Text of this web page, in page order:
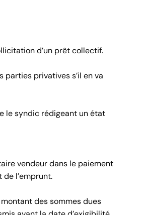
d’un prêt collectif.
privatives s’il en va
le syndic rédigeant un état
vendeur dans le paiement
l’emprunt.
des sommes dues